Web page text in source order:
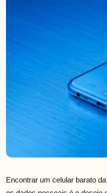
Encontrar um celular barato